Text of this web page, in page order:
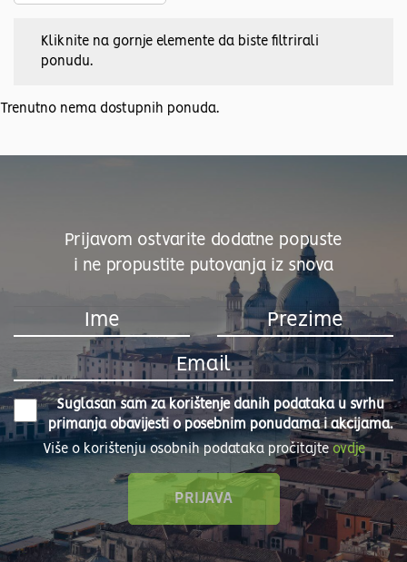
Kliknite na gornje elemente da biste filtrirali
ponudu.
Trenutno nema dostupnih ponuda.
Prijavom ostvarite dodatne popuste
i ne propustite putovanja iz snova
Suglasan sam za korištenje danih podataka u svrhu
primanja obavijesti o posebnim ponudama i akcijama.
Više o korištenju osobnih podataka pročitajteovdje